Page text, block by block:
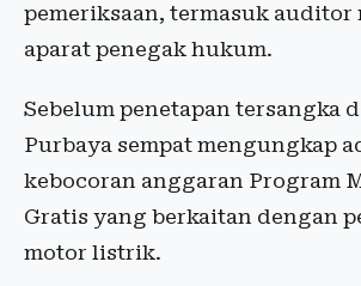
pemeriksaan, termasuk auditor
aparat penegak hukum.
Sebelum penetapan tersangka
Purbaya sempat mengungkap
kebocoran anggaran Program
Gratis yang berkaitan dengan
motor listrik.